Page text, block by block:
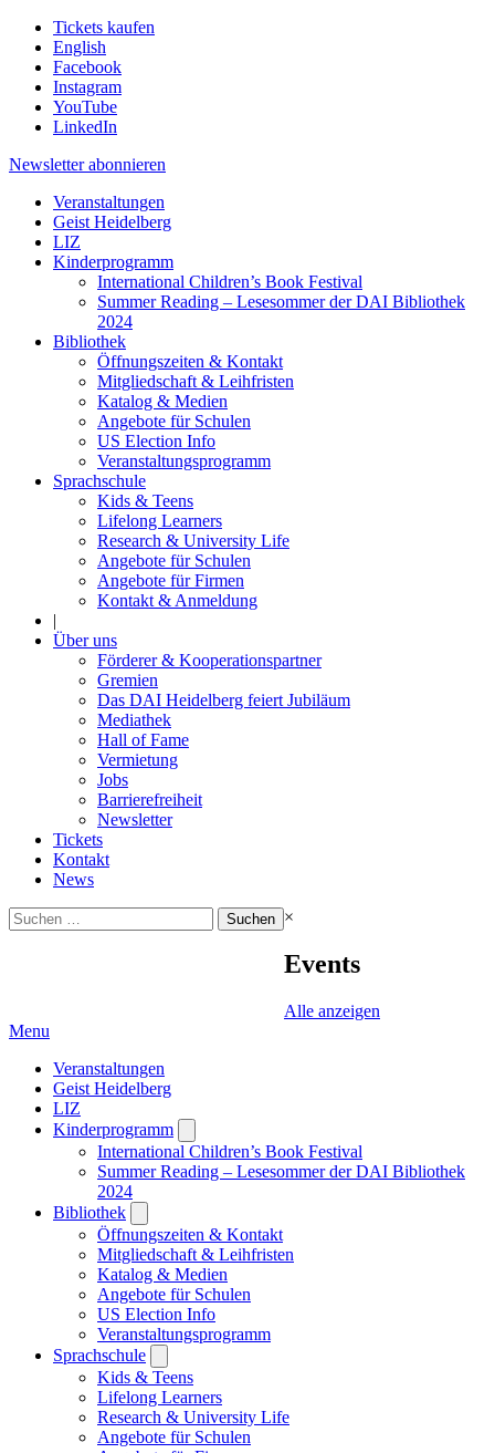
Tickets kaufen
English
Facebook
Instagram
YouTube
LinkedIn
Newsletter abonnieren
Veranstaltungen
Geist Heidelberg
LIZ
Kinderprogramm
International Children’s Book Festival
Summer Reading – Lesesommer der DAI Bibliothek
2024
Bibliothek
Öffnungszeiten & Kontakt
Mitgliedschaft & Leihfristen
Katalog & Medien
Angebote für Schulen
US Election Info
Veranstaltungsprogramm
Sprachschule
Kids & Teens
Lifelong Learners
Research & University Life
Angebote für Schulen
Angebote für Firmen
Kontakt & Anmeldung
|
Über uns
Förderer & Kooperationspartner
Gremien
Das DAI Heidelberg feiert Jubiläum
Mediathek
Hall of Fame
Vermietung
Jobs
Barrierefreiheit
Newsletter
Tickets
Kontakt
News
Suchen
nach:
×
Events
Alle anzeigen
Menu
Veranstaltungen
Geist Heidelberg
LIZ
Kinderprogramm
submenu
International Children’s Book Festival
Summer Reading – Lesesommer der DAI Bibliothek
2024
Bibliothek
submenu
Öffnungszeiten & Kontakt
Mitgliedschaft & Leihfristen
Katalog & Medien
Angebote für Schulen
US Election Info
Veranstaltungsprogramm
Sprachschule
submenu
Kids & Teens
Lifelong Learners
Research & University Life
Angebote für Schulen